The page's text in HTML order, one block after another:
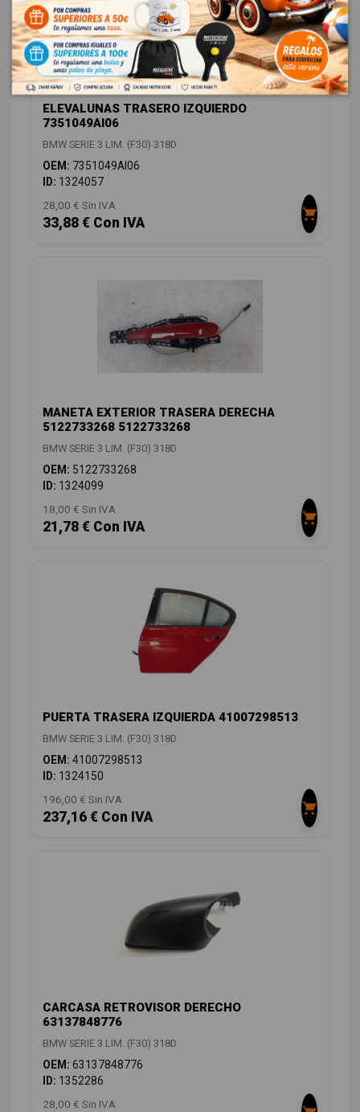
ELEVALUNAS TRASERO IZQUIERDO
7351049AI06
BMW SERIE 3 LIM. (F30) 318D
OEM: 7351049AI06
ID: 1324057
28,00 € Sin IVA
33,88 € Con IVA
MANETA EXTERIOR TRASERA DERECHA
5122733268 5122733268
BMW SERIE 3 LIM. (F30) 318D
OEM: 5122733268
ID: 1324099
18,00 € Sin IVA
21,78 € Con IVA
PUERTA TRASERA IZQUIERDA 41007298513
BMW SERIE 3 LIM. (F30) 318D
OEM: 41007298513
ID: 1324150
196,00 € Sin IVA
237,16 € Con IVA
CARCASA RETROVISOR DERECHO
63137848776
BMW SERIE 3 LIM. (F30) 318D
OEM: 63137848776
ID: 1352286
28,00 € Sin IVA